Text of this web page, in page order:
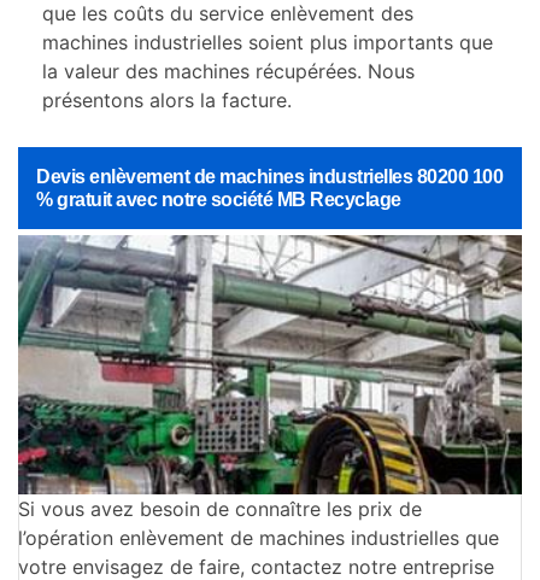
Devis enlèvement de machines industrielles 80200 100
% gratuit avec notre société MB Recyclage
Si vous avez besoin de connaître les prix de
l’opération enlèvement de machines industrielles que
votre envisagez de faire, contactez notre entreprise
que les coûts du service enlèvement des
machines industrielles soient plus importants que
la valeur des machines récupérées. Nous
présentons alors la facture.